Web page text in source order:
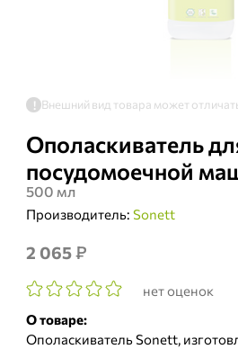
! Внешний вид товара может
Ополаскиватель
посудомоечной
500 мл
Производитель: Sonett
2 065₽
нет оценок
О товаре:
Ополаскиватель Sonett,